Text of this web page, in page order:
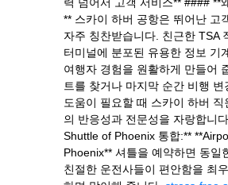
** 스카이 하버 공항은 뛰어난 고
자주 칭찬받습니다. 친근한 TSA
터미널에 분포된 유용한 정보 기
여행자 경험을 원활하게 만들어
트를 찾거나 마지막 순간 비행 변
도움이 필요할 때 스카이 하버 직
의 반응성과 전문성을 자랑합니
Shuttle of Phoenix 통합:**
Phoenix** 셔틀을 예약하면 동일
친절한 운전사들이 편안함을 최